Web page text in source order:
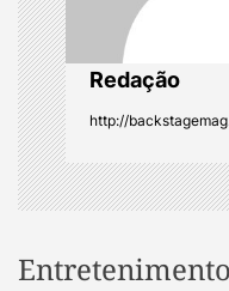
n
Redação
http://
Entretenimento